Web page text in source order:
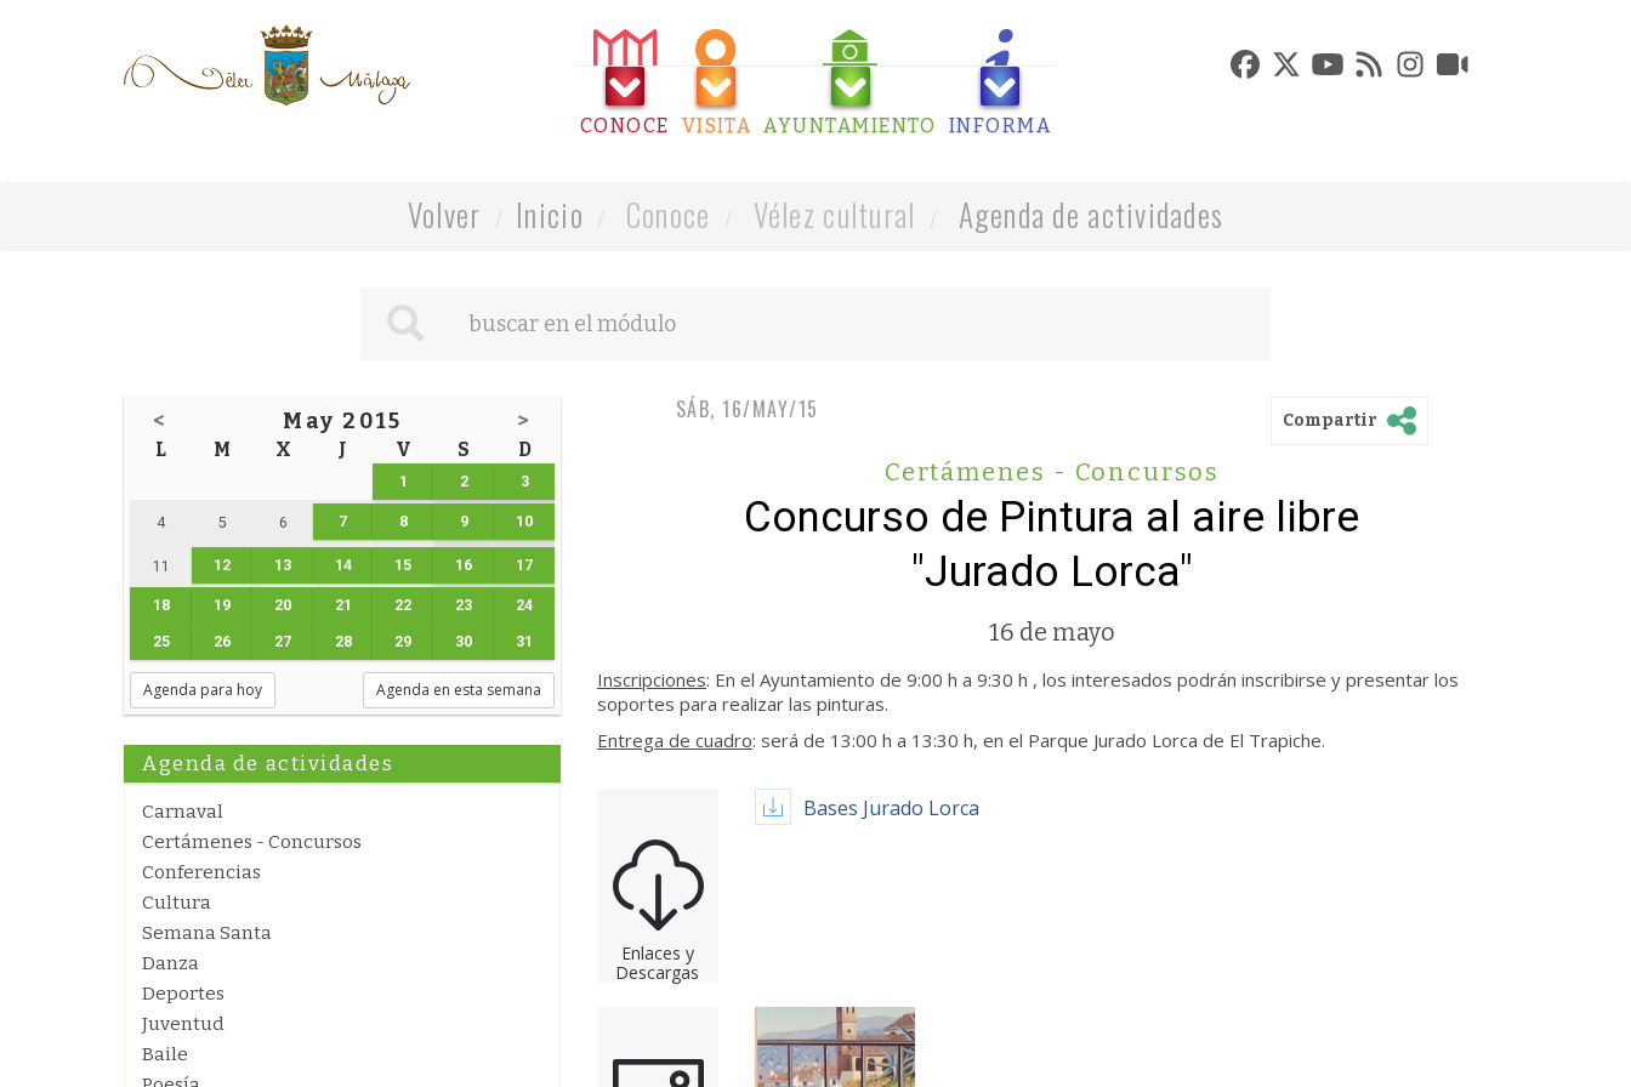
CONOCE VISITA AYUNTAMIENTO INFORMA
Volver Inicio Conoce Vélez cultural Agenda de actividades
< May 2015 >
L M X J V S D
1 2 3
4 5 6 7 8 9 10
11 12 13 14 15 16 17
18 19 20 21 22 23 24
25 26 27 28 29 30 31
Agenda para hoy Agenda en esta semana
Agenda de actividades
Carnaval
Certámenes - Concursos
Conferencias
Cultura
Semana Santa
Danza
Deportes
Juventud
Baile
SÁB, 16/MAY/15 Compartir
Certámenes - Concursos
Concurso de Pintura al aire libre
"Jurado Lorca"
16 de mayo
Inscripciones: En el Ayuntamiento de 9:00 h a 9:30 h , los interesados podrán inscribirse y presentar los
soportes para realizar las pinturas.
Entrega de cuadro: será de 13:00 h a 13:30 h, en el Parque Jurado Lorca de El Trapiche.
Enlaces y
Descargas
Bases Jurado Lorca